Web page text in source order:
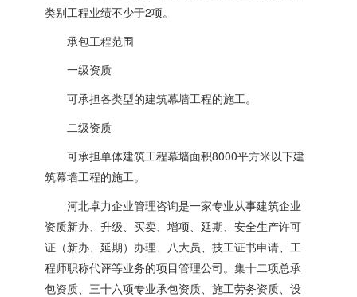
类别工程业绩不少于2项。
承包工程范围
一级资质
可承担各类型的建筑幕墙工程的施工。
二级资质
可承担单体建筑工程幕墙面积8000平方米以下建
筑幕墙工程的施工。
河北卓力企业管理咨询是一家专业从事建筑企业
资质新办、升级、买卖、增项、延期、安全生产许可
证（新办、延期）办理、八大员、技工证书申请、工
程师职称代评等业务的项目管理公司。集十二项总承
包资质、三十六项专业承包资质、施工劳务资质、设